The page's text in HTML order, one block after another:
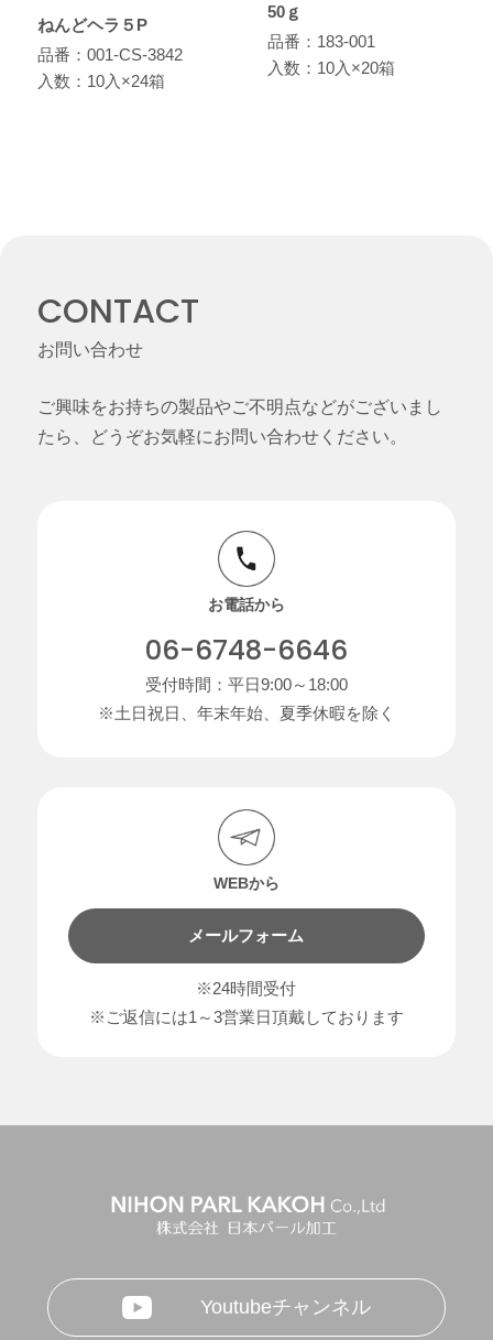
ねんどヘラ５P
品番：001-CS-3842
入数：10入×24箱
50ｇ
品番：183-001
入数：10入×20箱
CONTACT
お問い合わせ
ご興味をお持ちの製品やご不明点などがございまし
たら、どうぞお気軽にお問い合わせください。
お電話から
06-6748-6646
受付時間：平日9:00～18:00
※土日祝日、年末年始、夏季休暇を除く
WEBから
メールフォーム
※24時間受付
※ご返信には1～3営業日頂戴しております
Youtubeチャンネル